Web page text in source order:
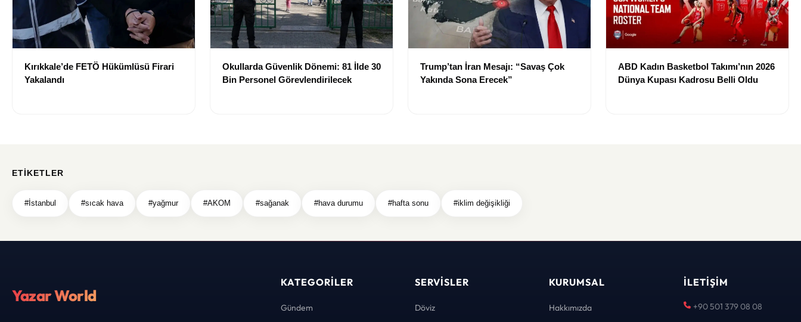
Kırıkkale’de FETÖ Hükümlüsü Firari
Yakalandı
Okullarda Güvenlik Dönemi: 81 İlde 30
Bin Personel Görevlendirilecek
Trump’tan İran Mesajı: “Savaş Çok
Yakında Sona Erecek”
ABD Kadın Basketbol Takımı’nın 2026
Dünya Kupası Kadrosu Belli Oldu
ETIKETLER
#İstanbul #sıcak hava #yağmur #AKOM #sağanak #hava durumu #hafta sonu #iklim değişikliği
Yazar World
KATEGORILER
Gündem
SERVISLER
Döviz
KURUMSAL
Hakkımızda
İLETIŞIM
+90 501 379 08 08